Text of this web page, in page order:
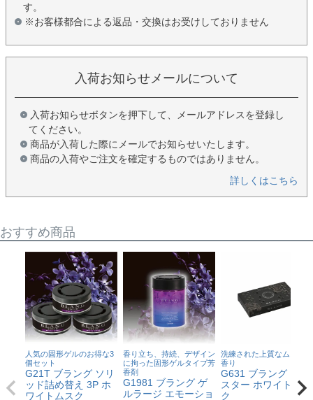
す。
※お客様都合による返品・交換はお受けしておりません
入荷お知らせメールについて
入荷お知らせボタンを押下して、メールアドレスを登録し
てください。
商品が入荷した際にメールでお知らせいたします。
商品の入荷やご注文を確定するものではありません。
詳しくはこちら
おすすめ商品
人気の固形ゲルのお得な3
個セット
G21T ブラング ソリ
ッド詰め替え 3P ホ
ワイトムスク
香り立ち、持続、デザイン
に拘った固形ゲルタイプ芳
香剤
G1981 ブラング ゲ
ルラージ エモーショ
洗練された上質なムスクの
香り
G631 ブラング ブー
スター ホワイトムス
ク